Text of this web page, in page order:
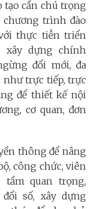
tạo cần chú trọng
chương trình đào
thực tiễn triển
xây dựng chính
đổi mới, đa
như trực tiếp, trực
để thiết kế nội
cơ quan, đơn
thông để nâng
công chức, viên
quan trọng,
số, xây dựng